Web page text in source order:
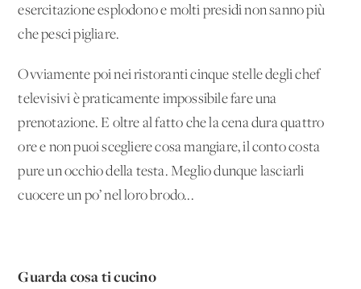
esercitazione esplodono e molti presidi non sanno più
che pesci pigliare.
Ovviamente poi nei ristoranti cinque stelle degli chef
televisivi è praticamente impossibile fare una
prenotazione. E oltre al fatto che la cena dura quattro
ore e non puoi scegliere cosa mangiare, il conto costa
pure un occhio della testa. Meglio dunque lasciarli
cuocere un po’ nel loro brodo...
Guarda cosa ti cucino